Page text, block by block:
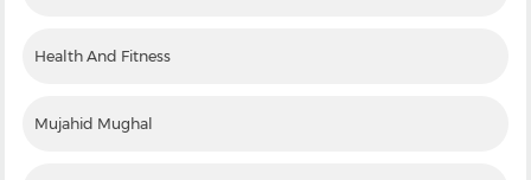
Health And Fitness
Mujahid Mughal